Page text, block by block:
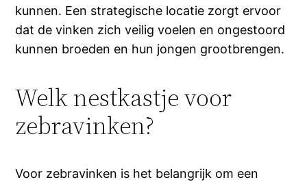
kunnen. Een strategische locatie zorgt ervoor
dat de vinken zich veilig voelen en ongestoord
kunnen broeden en hun jongen grootbrengen.
Welk nestkastje voor
zebravinken?
Voor zebravinken is het belangrijk om een